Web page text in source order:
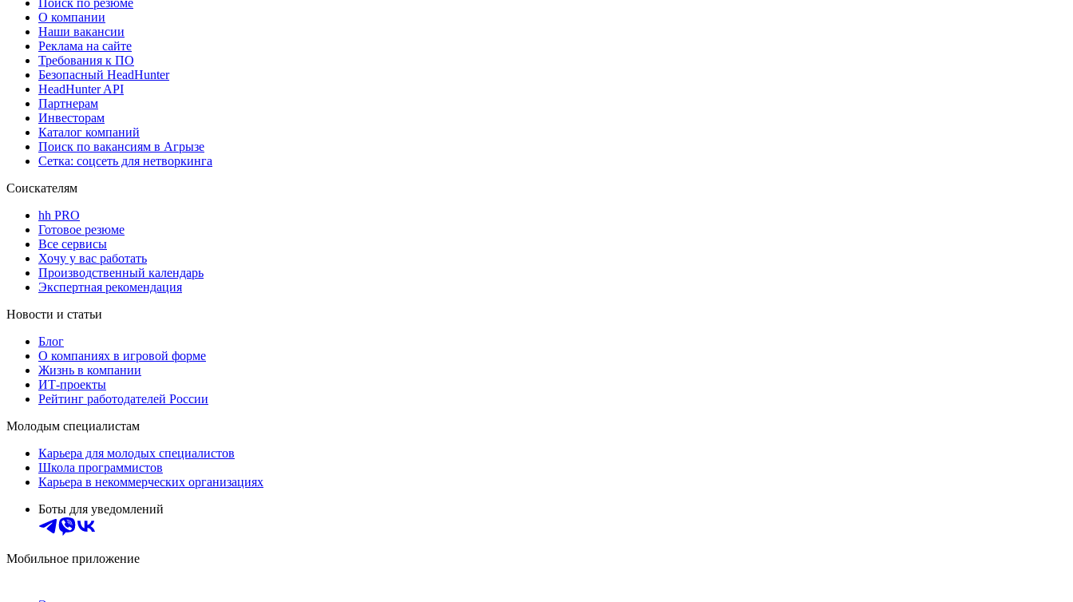
Поиск по резюме
О компании
Наши вакансии
Реклама на сайте
Требования к ПО
Безопасный HeadHunter
HeadHunter API
Партнерам
Инвесторам
Каталог компаний
Поиск по вакансиям в Агрызе
Сетка: соцсеть для нетворкинга
Соискателям
hh PRO
Готовое резюме
Все сервисы
Хочу у вас работать
Производственный календарь
Экспертная рекомендация
Новости и статьи
Блог
О компаниях в игровой форме
Жизнь в компании
ИТ-проекты
Рейтинг работодателей России
Молодым специалистам
Карьера для молодых специалистов
Школа программистов
Карьера в некоммерческих организациях
Боты для уведомлений
Мобильное приложение